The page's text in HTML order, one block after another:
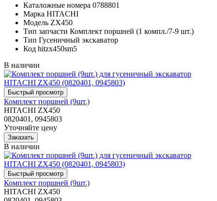
Каталожные номера 0788801
Марка HITACHI
Модель ZX450
Тип запчасти Комплект поршней (1 компл./7-9 шт.)
Тип Гусеничный экскаватор
Код hitzx450sm5
В наличии
Комплект поршней (9шт.)
HITACHI ZX450
0820401, 0945803
Уточняйте цену
В наличии
Комплект поршней (9шт.)
HITACHI ZX450